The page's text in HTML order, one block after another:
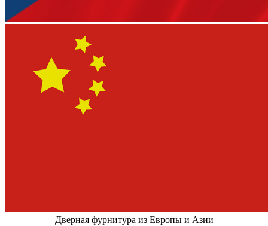
Дверная фурнитура из Европы и Азии